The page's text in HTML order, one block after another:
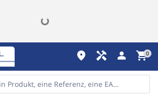
place handyman person shopping_cart0